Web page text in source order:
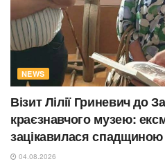
NEWS
Візит Лілії Гриневич до
краєзнавчого музею:
зацікавилася
04.08.2026